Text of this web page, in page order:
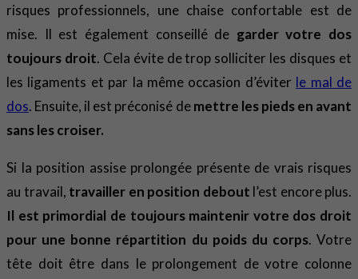
risques professionnels, une chaise confortable est de
mise. Il est également conseillé de garder votre dos
toujours droit. Cela évite de trop solliciter les disques et
les ligaments et par la même occasion d’éviter le mal de
dos. Ensuite, il est préconisé demettre les pieds en avant
sans les croiser.
Si la position assise prolongée présente de vrais risques
au travail, travailler en position debout l’est encore plus.
Il est primordial de toujours maintenir votre dos droit
pour une bonne répartition du poids du corps. Votre
tête doit être dans le prolongement de votre colonne